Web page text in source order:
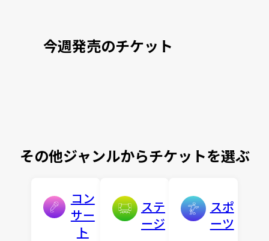
今週発売のチケット
その他ジャンルからチケットを選ぶ
コン
サー
ト
ステ
ージ
スポ
ーツ